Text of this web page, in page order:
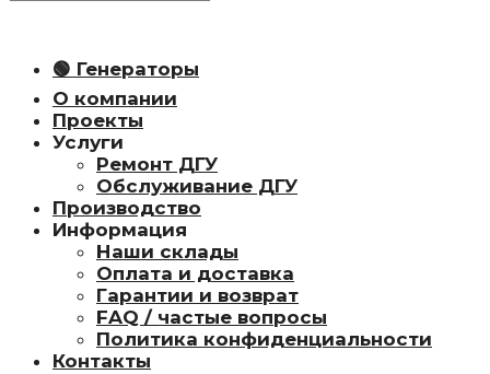
🟢 Генераторы
О компании
Проекты
Услуги
Ремонт ДГУ
Обслуживание ДГУ
Производство
Информация
Наши склады
Оплата и доставка
Гарантии и возврат
FAQ / частые вопросы
Политика конфиденциальности
Контакты